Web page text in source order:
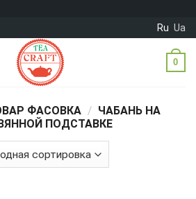
Ru Ua
0
ФАСОВКА / ЧАБАНЬ НА
ПОДСТАВКЕ